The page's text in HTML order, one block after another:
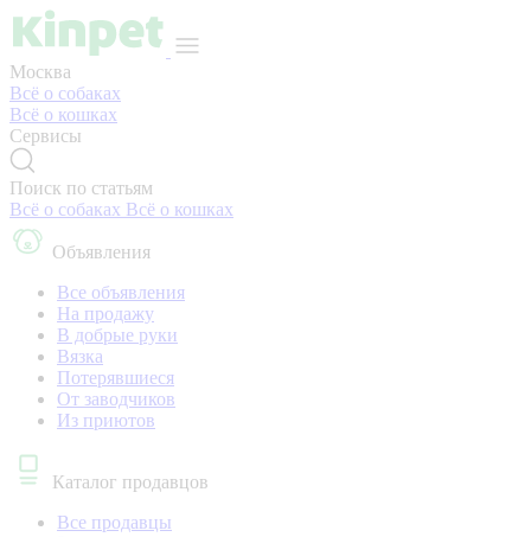
Москва
Всё о собаках
Всё о кошках
Сервисы
Поиск по статьям
Всё о собаках Всё о кошках
Объявления
Все объявления
На продажу
В добрые руки
Вязка
Потерявшиеся
От заводчиков
Из приютов
Каталог продавцов
Все продавцы